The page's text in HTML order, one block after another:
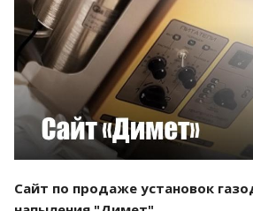
Смотреть проект
Сайт по продаже установок